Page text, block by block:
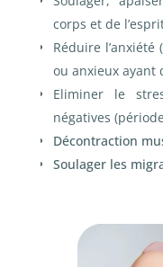
corps et de
Réduire
ou anxieux ayant
Eliminer le
négatives
Décontraction
Soulager les